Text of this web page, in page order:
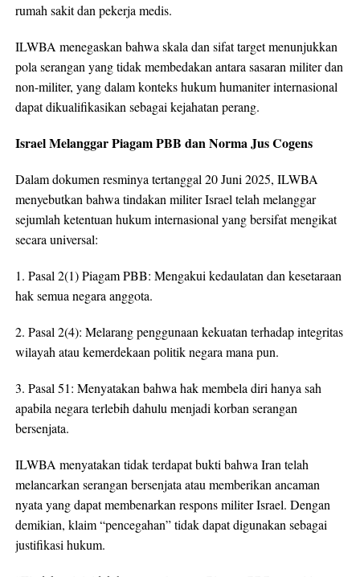
rumah sakit dan pekerja medis.
ILWBA menegaskan bahwa skala dan sifat target menunjukkan
pola serangan yang tidak membedakan antara sasaran militer dan
non-militer, yang dalam konteks hukum humaniter internasional
dapat dikualifikasikan sebagai kejahatan perang.
Israel Melanggar Piagam PBB dan Norma Jus Cogens
Dalam dokumen resminya tertanggal 20 Juni 2025, ILWBA
menyebutkan bahwa tindakan militer Israel telah melanggar
sejumlah ketentuan hukum internasional yang bersifat mengikat
secara universal:
1. Pasal 2(1) Piagam PBB: Mengakui kedaulatan dan kesetaraan
hak semua negara anggota.
2. Pasal 2(4): Melarang penggunaan kekuatan terhadap integritas
wilayah atau kemerdekaan politik negara mana pun.
3. Pasal 51: Menyatakan bahwa hak membela diri hanya sah
apabila negara terlebih dahulu menjadi korban serangan
bersenjata.
ILWBA menyatakan tidak terdapat bukti bahwa Iran telah
melancarkan serangan bersenjata atau memberikan ancaman
nyata yang dapat membenarkan respons militer Israel. Dengan
demikian, klaim “pencegahan” tidak dapat digunakan sebagai
justifikasi hukum.